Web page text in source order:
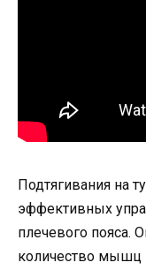
Подтягивания на
эффективных
плечевого пояса.
количество мышц